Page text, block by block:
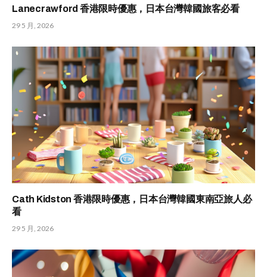
Lanecrawford 香港限時優惠，日本台灣韓國旅客必看
29 5 月, 2026
Cath Kidston 香港限時優惠，日本台灣韓國東南亞旅人必
看
29 5 月, 2026